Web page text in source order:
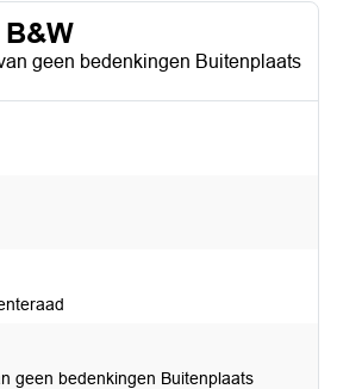
geen bedenkingen Buitenplaats
geen bedenkingen Buitenplaats